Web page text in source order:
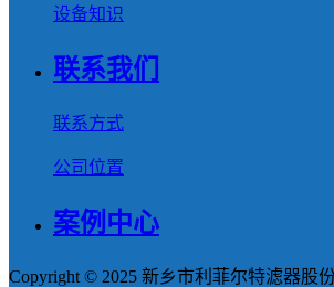
设备知识
联系我们
联系方式
公司位置
案例中心
Copyright © 2025 新乡市利菲尔特滤器股